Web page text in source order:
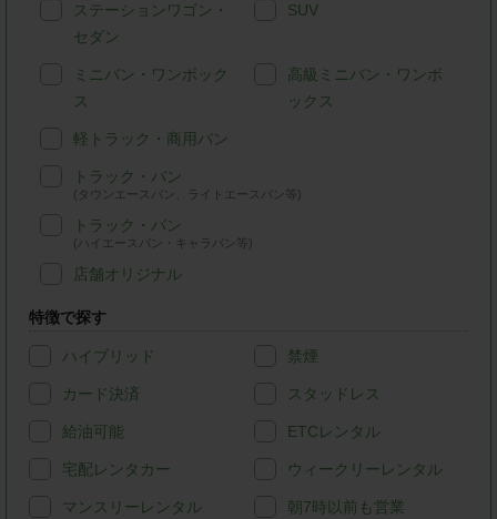
ステーションワゴン・
セダン
SUV
ミニバン・ワンボック
ス
高級ミニバン・ワンボ
ックス
軽トラック・商用バン
トラック・バン
(タウンエースバン、ライトエースバン等)
トラック・バン
(ハイエースバン・キャラバン等)
店舗オリジナル
特徴で探す
ハイブリッド 禁煙
カード決済 スタッドレス
給油可能 ETCレンタル
宅配レンタカー ウィークリーレンタル
マンスリーレンタル 朝7時以前も営業